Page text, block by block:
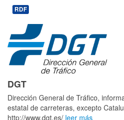
RDF
DGT
Dirección General de Tráfico,
estatal de carreteras, excepto
http://www.dgt.es/ leer más